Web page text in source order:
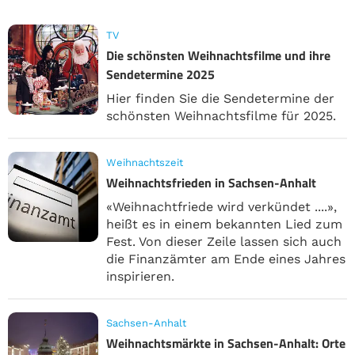
TV
Die schönsten Weihnachtsfilme und ihre
Sendetermine 2025
Hier finden Sie die Sendetermine der
schönsten Weihnachtsfilme für 2025.
Weihnachtszeit
Weihnachtsfrieden in Sachsen-Anhalt
«Weihnachtfriede wird verkündet ....»,
heißt es in einem bekannten Lied zum
Fest. Von dieser Zeile lassen sich auch
die Finanzämter am Ende eines Jahres
inspirieren.
Sachsen-Anhalt
Weihnachtsmärkte in Sachsen-Anhalt: Orte